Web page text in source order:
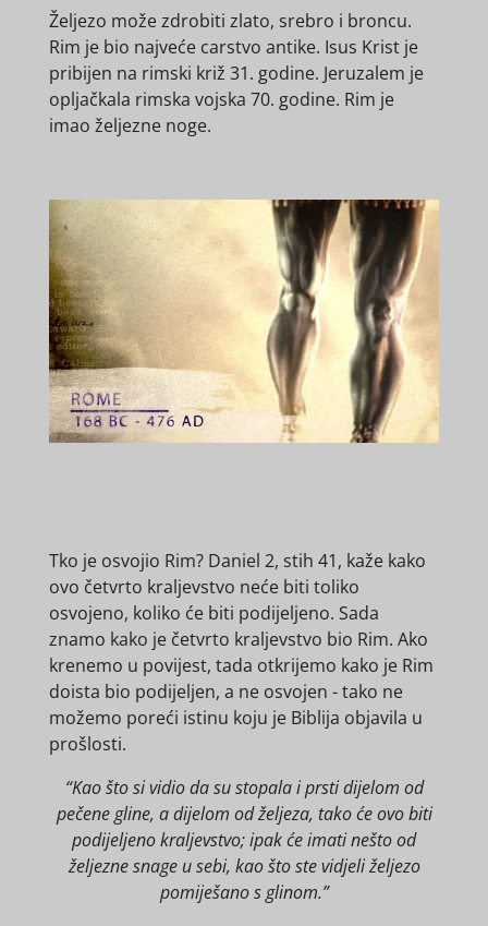
Željezo može zdrobiti zlato, srebro i broncu.
Rim je bio najveće carstvo antike. Isus Krist je
pribijen na rimski križ 31. godine. Jeruzalem je
opljačkala rimska vojska 70. godine. Rim je
imao željezne noge.
Tko je osvojio Rim? Daniel 2, stih 41, kaže kako
ovo četvrto kraljevstvo neće biti toliko
osvojeno, koliko će biti podijeljeno. Sada
znamo kako je četvrto kraljevstvo bio Rim. Ako
krenemo u povijest, tada otkrijemo kako je Rim
doista bio podijeljen, a ne osvojen - tako ne
možemo poreći istinu koju je Biblija objavila u
prošlosti.
“Kao što si vidio da su stopala i prsti dijelom od
pečene gline, a dijelom od željeza, tako će ovo biti
podijeljeno kraljevstvo; ipak će imati nešto od
željezne snage u sebi, kao što ste vidjeli željezo
pomiješano s glinom.”